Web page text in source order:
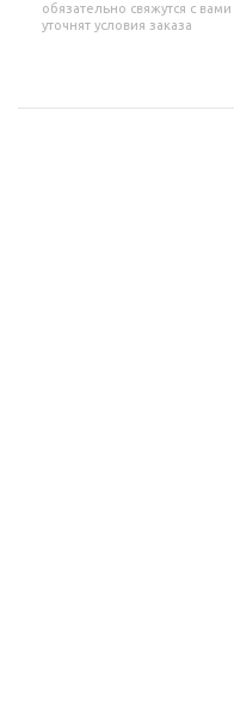
обязательно свяжутся с вами
уточнят условия заказа